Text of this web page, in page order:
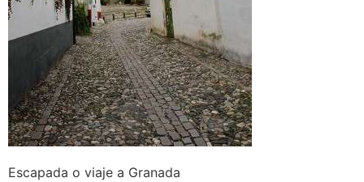
Escapada o viaje a Granada